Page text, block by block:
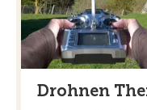
Drohnen